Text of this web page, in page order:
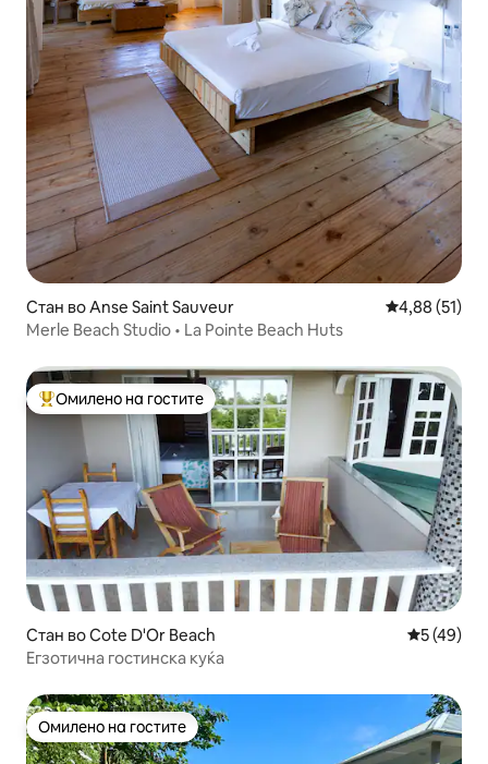
Стан во Anse Saint Sauveur Просечна
4,88 (51)
Merle Beach Studio • La Pointe Beach Huts
Меѓу најуспешните „Омилени на гостите“
Омилено на гостите
Стан во Cote D'Or Beach Просечна
5 (49)
Егзотична гостинска куќа
Омилено на гостите
Омилено на гостите